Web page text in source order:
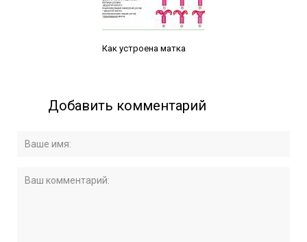
Как устроена матка
Добавить комментарий